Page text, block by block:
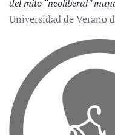
del mito “neoliberal”
Universidad de Verano